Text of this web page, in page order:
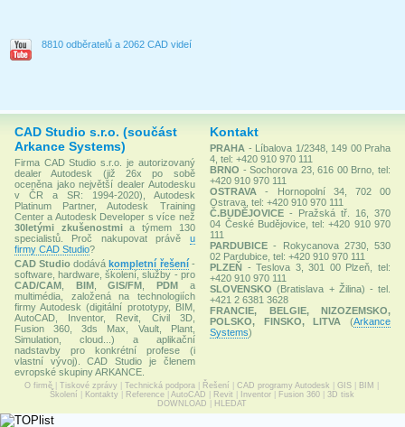
8810 odběratelů a 2062 CAD videí
CAD Studio s.r.o. (součást
Arkance Systems)
Firma CAD Studio s.r.o. je autorizovaný
dealer Autodesk (již 26x po sobě
oceněna jako největší dealer Autodesku
v ČR a SR: 1994-2020), Autodesk
Platinum Partner, Autodesk Training
Center a Autodesk Developer s více než
30letými zkušenostmia týmem 130
specialistů. Proč nakupovat právě u
firmy CAD Studio?
CAD Studio dodávákompletní řešení-
software, hardware, školení, služby - pro
CAD/CAM
BIM,GIS/FM ,PDM a
multimédia, založená na technologiích
firmy Autodesk (digitální prototypy, BIM,
AutoCAD, Inventor, Revit, Civil 3D,
Fusion 360, 3ds Max, Vault, Plant,
Simulation, cloud...) a aplikační
nadstavby pro konkrétní profese (i
vlastní vývoj). CAD Studio je členem
evropské skupiny ARKANCE.
Kontakt
PRAHA - Líbalova 1/2348, 149 00 Praha
4, tel: +420 910 970 111
BRNO - Sochorova 23, 616 00 Brno, tel:
+420 910 970 111
OSTRAVA
- Hornopolní 34, 702 00
Ostrava, tel: +420 910 970 111
Č.BUDĚJOVICE - Pražská tř. 16, 370
04 České Budějovice, tel: +420 910 970
111
PARDUBICE - Rokycanova 2730, 530
02 Pardubice, tel: +420 910 970 111
PLZEŇ - Teslova 3, 301 00 Plzeň, tel:
+420 910 970 111
SLOVENSKO (Bratislava + Žilina) - tel.
+421 2 6381 3628
FRANCIE, BELGIE, NIZOZEMSKO,
POLSKO, FINSKO, LITVA
(Arkance
Systems)
O firmě Tiskové zprávy Technická podpora Řešení CAD programy Autodesk GIS BIM
Školení
Kontakty Reference| AutoCAD Revit Inventor| Fusion 360| 3D tisk
DOWNLOAD
HLEDAT